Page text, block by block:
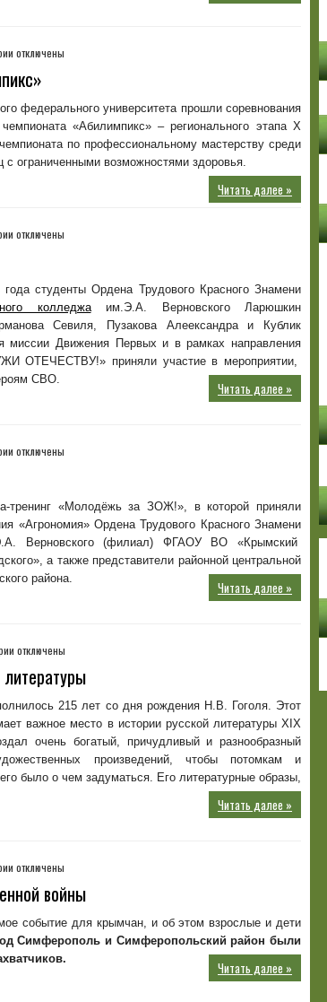
к
VIII
Крымский
чемпионат
«Абилимпикс»
отключены
федерального университета прошли соревнования
«Абилимпикс» – регионального этапа X
по профессиональному мастерству среди
с ограниченными возможностями здоровья.
Читать далее »
к
Мы
гордимся!
отключены
студенты Ордена Трудового Красного Знамени
колледжаим.Э.А. Верновского Ларюшкин
Севиля, Пузакова Алеександра и Кублик
миссии Движения Первых и в рамках направления
ОТЕЧЕСТВУ!» приняли участие в мероприятии,
СВО.
Читать далее »
к
ЗОЖ!
отключены
тренинг «Молодёжь за ЗОЖ!», в которой приняли
«Агрономия» Ордена Трудового Красного Знамени
Верновского (филиал) ФГАОУ ВО «Крымский
а также представители районной центральной
района.
Читать далее »
к
Памятная
в
истории
русской
литературы
отключены
215 лет со дня рождения Н.В. Гоголя. Этот
важное место в истории русской литературы ХIХ
очень богатый, причудливый и разнообразный
произведений, чтобы потомкам и
было о чем задуматься. Его литературные образы,
Читать далее »
к
Памятная
Великой
Отечественной
войны
отключены
войны
событие для крымчан, и об этом взрослые и дети
Симферополь и Симферопольский район были
Читать далее »